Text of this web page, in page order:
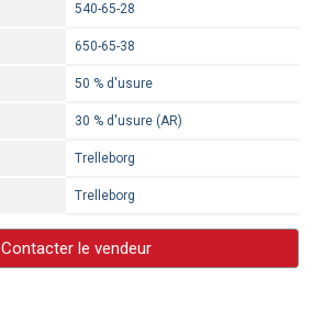
540-65-28
650-65-38
50 % d'usure
30 % d'usure (AR)
Trelleborg
Trelleborg
Contacter le vendeur